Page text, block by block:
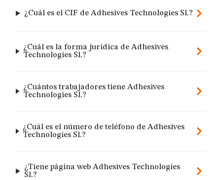
¿Cuál es el CIF de Adhesives Technologies Sl.?
¿Cuál es la forma jurídica de Adhesives
Technologies Sl.?
¿Cuántos trabajadores tiene Adhesives
Technologies Sl.?
¿Cuál es el número de teléfono de Adhesives
Technologies Sl.?
¿Tiene página web Adhesives Technologies
Sl.?